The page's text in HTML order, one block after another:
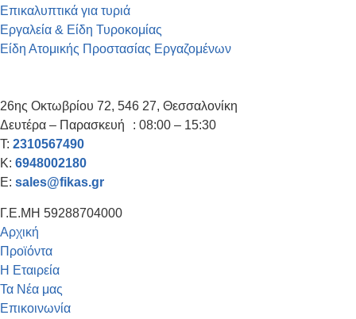
Επικαλυπτικά για τυριά
Εργαλεία & Είδη Τυροκομίας
Είδη Ατομικής Προστασίας Εργαζομένων
26ης Οκτωβρίου 72, 546 27, Θεσσαλονίκη
Δευτέρα – Παρασκευή : 08:00 – 15:30
T: 2310567490
K: 6948002180
E: sales@fikas.gr
Γ.Ε.ΜΗ 59288704000
Αρχική
Προϊόντα
Η Εταιρεία
Τα Νέα μας
Επικοινωνία